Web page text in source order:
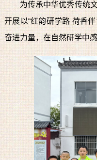
为传承中华优秀传统
开展以“红韵研学路 荷香
奋进力量，在自然研学中